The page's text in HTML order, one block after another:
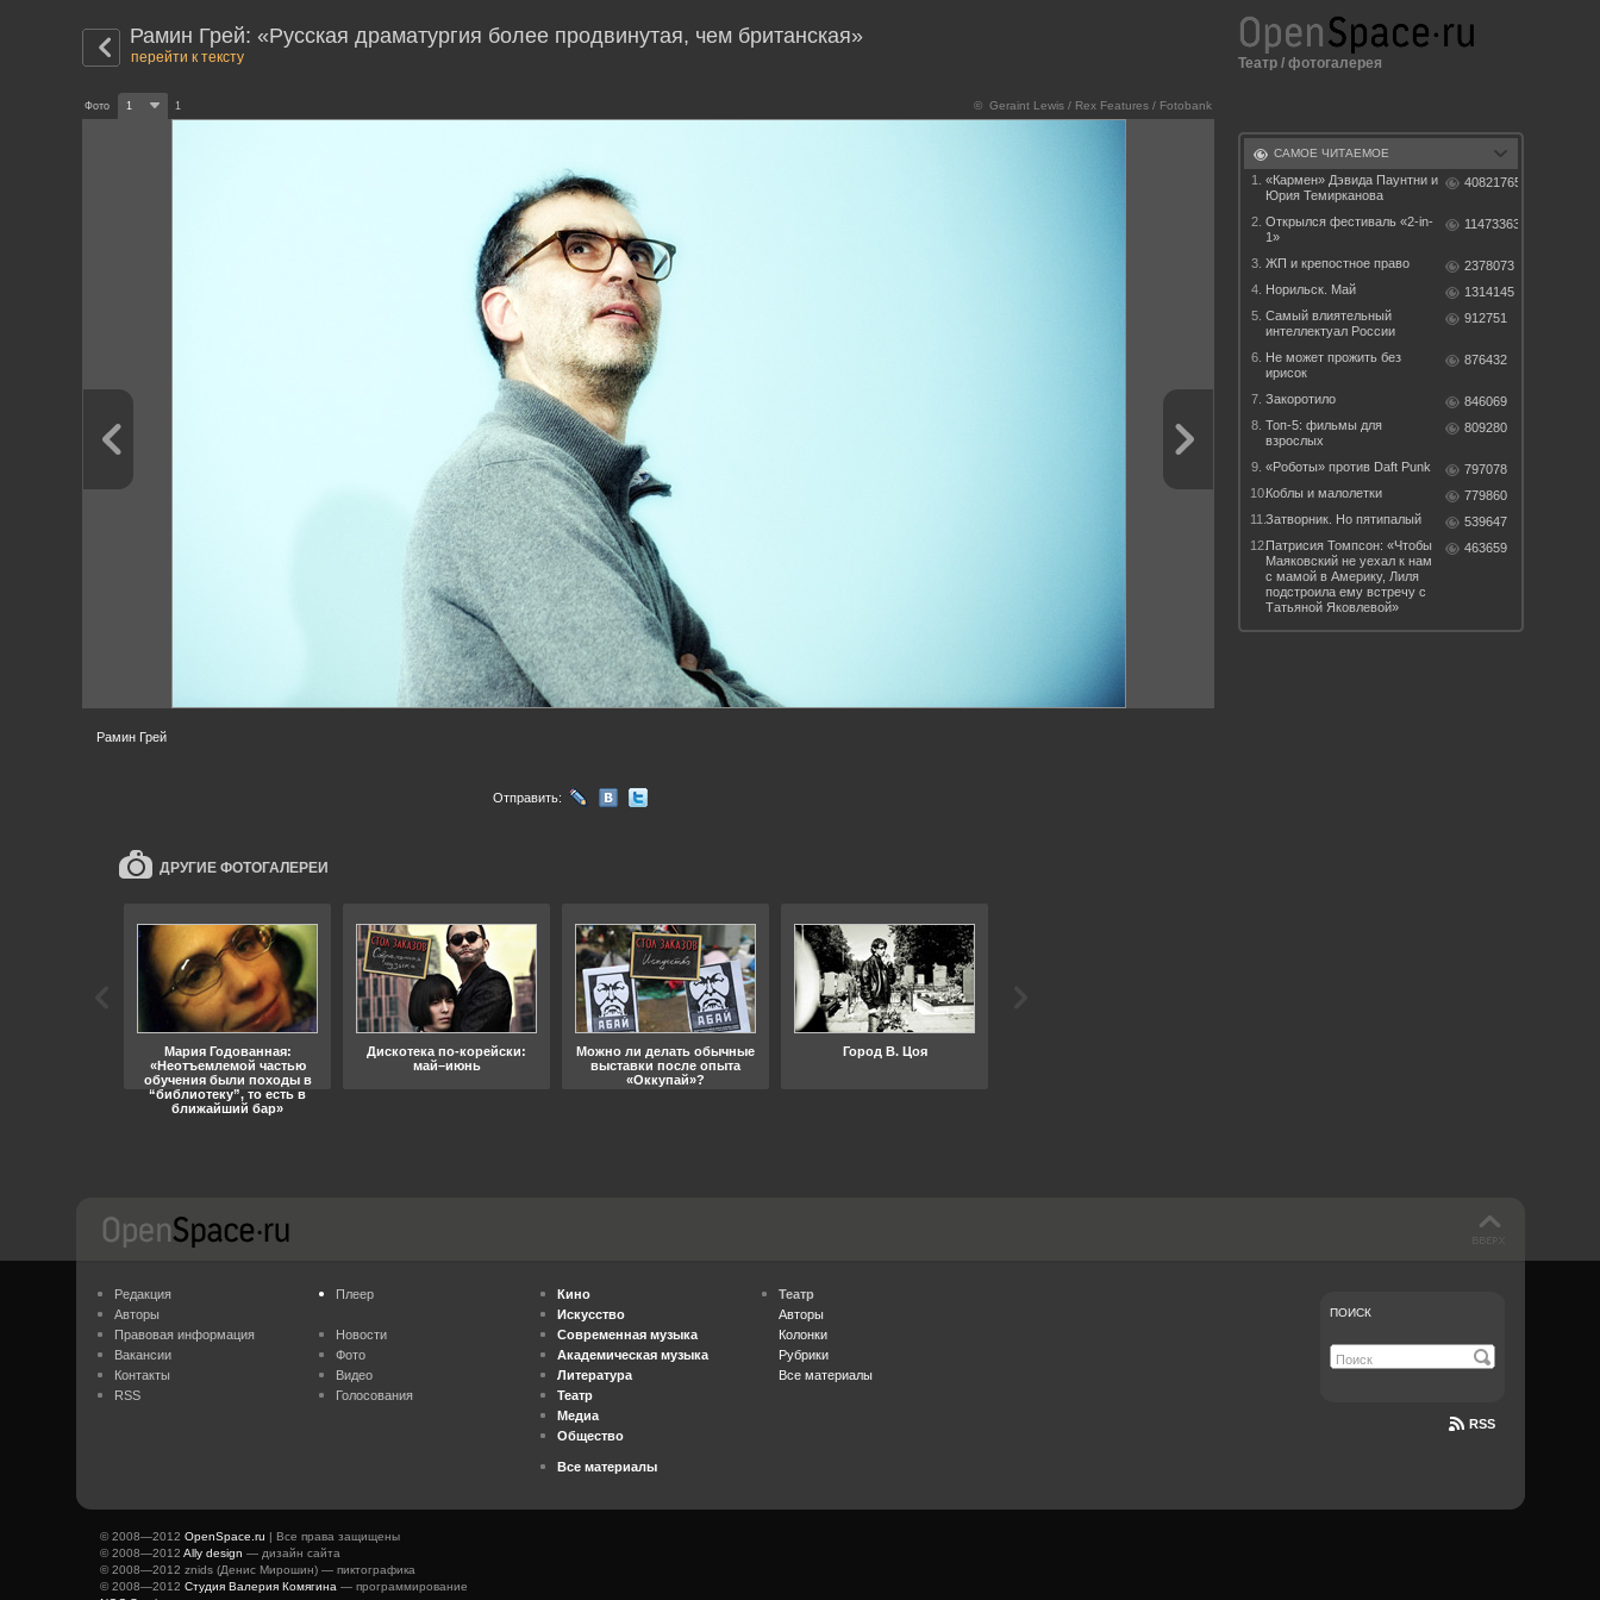
Рамин Грей: «Русская драматургия более продвинутая, чем британская»
перейти к тексту
© Geraint Lewis / Rex Features / Fotobank
Фото 1 1
Рамин Грей
Отправить:
ДРУГИЕ ФОТОГАЛЕРЕИ
Мария Годованная:
«Неотъемлемой частью
обучения были походы в
“библиотеку”, то есть в
ближайший бар»
Дискотека по-корейски:
май–июнь
Можно ли делать обычные
выставки после опыта
«Оккупай»?
Город В. Цоя
Театр / фотогалерея
САМОЕ ЧИТАЕМОЕ
1.
«Кармен» Дэвида Паунтни и
Юрия Темирканова
40821765
2. Открылся фестиваль «2-in-
1»
11473363
3. ЖП и крепостное право
2378073
4. Норильск. Май
1314145
5. Самый влиятельный
интеллектуал России
912751
6. Не может прожить без
ирисок
876432
7. Закоротило
846069
8. Топ-5: фильмы для
взрослых
809280
9. «Роботы» против Daft Punk
797078
10.Коблы и малолетки
779860
11.Затворник. Но пятипалый
539647
12.Патрисия Томпсон: «Чтобы
Маяковский не уехал к нам
с мамой в Америку, Лиля
подстроила ему встречу с
Татьяной Яковлевой»
463659
Редакция
Авторы
Правовая информация
Вакансии
Контакты
RSS
Плеер
Новости
Фото
Видео
Голосования
Кино
Искусство
Современная музыка
Академическая музыка
Литература
Театр
Медиа
Общество
Все материалы
Театр
Авторы
Колонки
Рубрики
Все материалы
ПОИСК
RSS
© 2008—2012 OpenSpace.ru | Все права защищены
© 2008—2012 Ally design — дизайн сайта
© 2008—2012 znids (Денис Мирошин) — пиктографика
© 2008—2012 Студия Валерия Комягина — программирование